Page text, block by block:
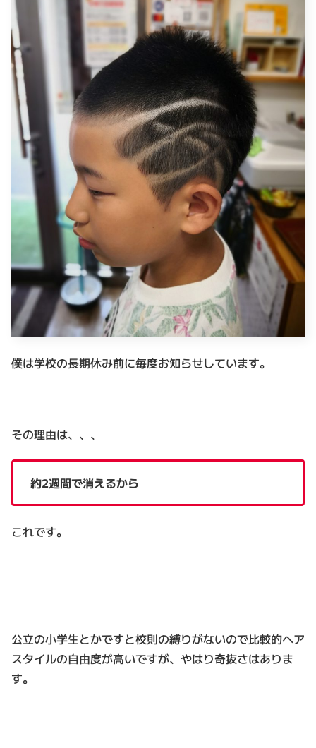
僕は学校の長期休み前に毎度お知らせしています。
その理由は、、、
約2週間で消えるから
これです。
公立の小学生とかですと校則の縛りがないので比較的ヘア
スタイルの自由度が高いですが、やはり奇抜さはありま
す。